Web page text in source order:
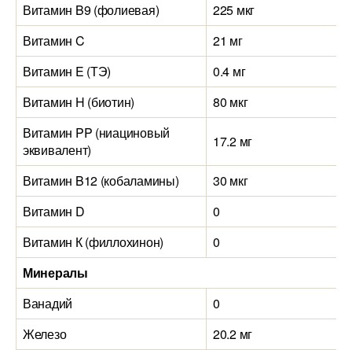
Витамин B9 (фолиевая)
225 мкг
Витамин C
21 мг
Витамин E (ТЭ)
0.4 мг
Витамин H (биотин)
80 мкг
Витамин PP (ниациновый
эквивалент)
17.2 мг
Витамин B12 (кобаламины)
30 мкг
Витамин D
0
Витамин К (филлохинон)
0
Минералы
Ванадий
0
Железо
20.2 мг